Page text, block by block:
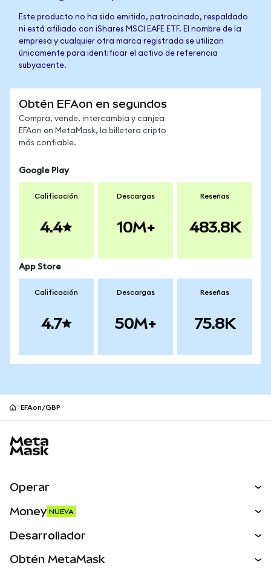
Este producto no ha sido emitido, patrocinado, respaldado
ni está afiliado con iShares MSCI EAFE ETF. El nombre de la
empresa y cualquier otra marca registrada se utilizan
únicamente para identificar el activo de referencia
subyacente.
Obtén EFAon en segundos
Compra, vende, intercambia y canjea
EFAon en MetaMask, la billetera cripto
más confiable.
Google Play
Calificación
4.4
Descargas
10M+
Reseñas
483.8K
App Store
Calificación
4.7
Descargas
50M+
Reseñas
75.8K
EFAon/GBP
Operar
Activos del mundo real
Money NUEVA
Desarrollador
Obtén MetaMask